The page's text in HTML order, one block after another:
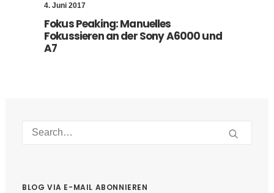
4. Juni 2017
Fokus Peaking: Manuelles
Fokussieren an der Sony A6000 und
A7
BLOG VIA E-MAIL ABONNIEREN